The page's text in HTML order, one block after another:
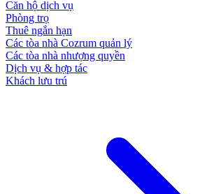
Căn hộ dịch vụ
Phòng trọ
Thuê ngắn hạn
Các tòa nhà Cozrum quản lý
Các tòa nhà nhượng quyền
Dịch vụ & hợp tác
Khách lưu trú